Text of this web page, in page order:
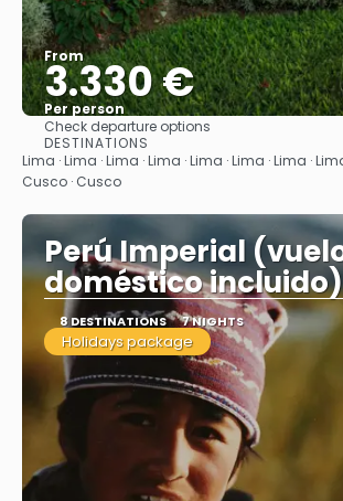
From
3.330 €
Per person
Check departure options
DESTINATIONS
Lima · Lima · Lima · Lima · Lima · Lima · Lima ·
Cusco · Cusco
Perú Imperial
doméstico incluido)
8 DESTINATIONS 7 NIGHTS
Holidays package